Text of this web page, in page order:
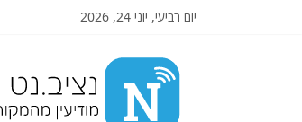
יום רביעי, יוני 24, 2026
Nziv.net
מודיעין